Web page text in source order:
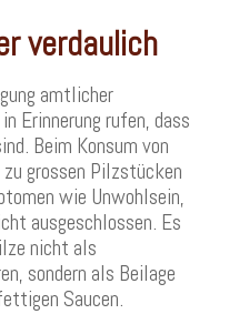
verdaulich
amtlicher
Erinnerung rufen, dass
Beim Konsum von
zu grossen Pilzstücken
wie Unwohlsein,
ausgeschlossen. Es
nicht als
sondern als Beilage
Saucen.